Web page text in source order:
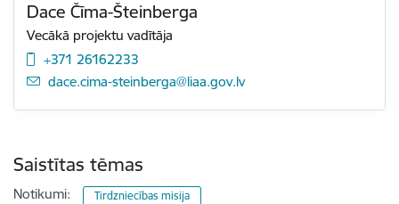
Dace Čīma-Šteinberga
Vecākā projektu vadītāja
+371 26162233
E-pasts:
dace.cima-steinberga@liaa.gov.lv
Saistītas tēmas
Notikumi: Tirdzniecības misija